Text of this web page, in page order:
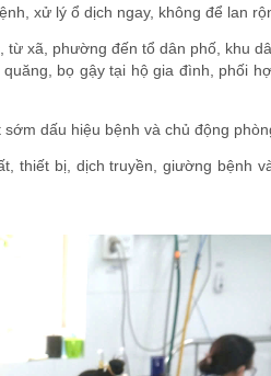
xử lý ổ dịch ngay, không để lan
xã, phường đến tổ dân phố, khu
bọ gậy tại hộ gia đình, phối
dấu hiệu bệnh và chủ động
thiết bị, dịch truyền, giường bệnh